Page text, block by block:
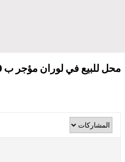
محل للبيع في لوران مؤجر ب 14000